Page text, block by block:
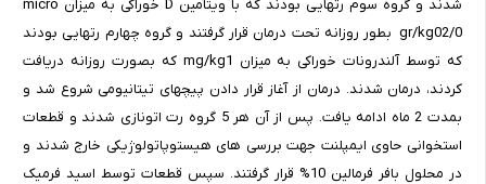
شدند و گروه سوم رتهایی بودند که با ویتامین D خوراکی به میزان micro
gr/kg02/0 بطور روزانه تحت درمان قرار گرفتند و گروه چهارم رتهایی بودند
که توسط آلندرونات خوراکی به میزان mg/kg1 که بصورت روزانه دریافت
کردند، درمان شدند. درمان از آغاز قرار دادن پیچهای تیتانیومی شروع شد و
بمدت 2 ماه ادامه یافت. پس از آن هر 5 گروه رت اتونازی شدند و قطعات
استخوانی حاوی ایمپلنت جهت بررسی های هیستوپاتولوژیکی خارج شدند و
در محلول بافر فرمالین 10% قرار گرفتند. سپس قطعات توسط اسید فرمیک